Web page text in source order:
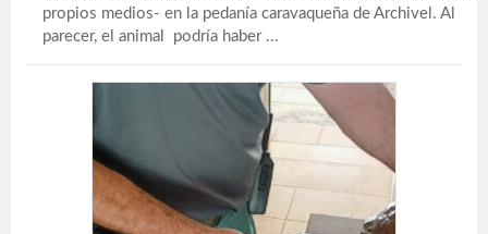
propios medios- en la pedanía caravaqueña de Archivel. Al
parecer, el animal podría haber ...